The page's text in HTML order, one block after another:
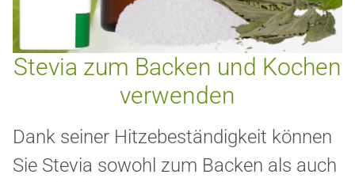
Stevia zum Backen und Kochen
verwenden
Dank seiner Hitzebeständigkeit können
Sie Stevia sowohl zum Backen als auch